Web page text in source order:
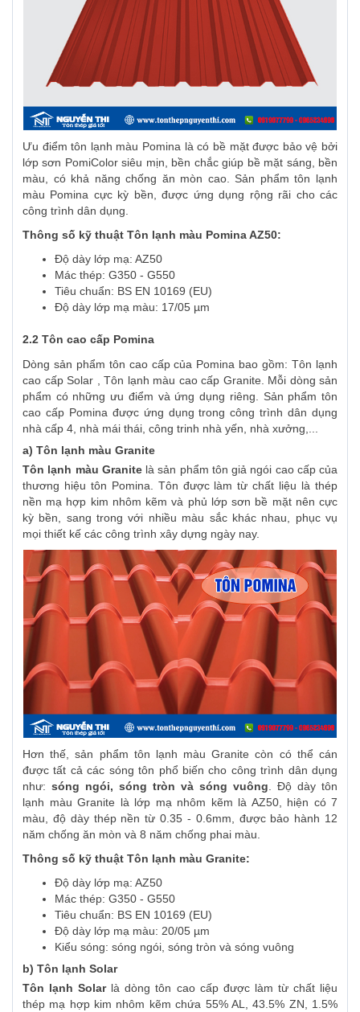
Ưu điểm tôn lạnh màu Pomina là có bề mặt được bảo vệ bởi
lớp sơn PomiColor siêu mịn, bền chắc giúp bề mặt sáng, bền
màu, có khả năng chống ăn mòn cao. Sản phẩm tôn lạnh
màu Pomina cực kỳ bền, được ứng dụng rộng rãi cho các
công trình dân dụng.
Thông số kỹ thuật Tôn lạnh màu Pomina AZ50:
Độ dày lớp mạ: AZ50
Mác thép: G350 - G550
Tiêu chuẩn: BS EN 10169 (EU)
Độ dày lớp mạ màu: 17/05 µm
2.2 Tôn cao cấp Pomina
Dòng sản phẩm tôn cao cấp của Pomina bao gồm: Tôn lạnh
cao cấp Solar , Tôn lạnh màu cao cấp Granite. Mỗi dòng sản
phẩm có những ưu điểm và ứng dụng riêng. Sản phẩm tôn
cao cấp Pomina được ứng dụng trong công trình dân dụng
nhà cấp 4, nhà mái thái, công trinh nhà yến, nhà xưởng,...
a) Tôn lạnh màu Granite
Tôn lạnh màu Granitelà sản phẩm tôn giả ngói cao cấp của
thương hiệu tôn Pomina. Tôn được làm từ chất liệu là thép
nền mạ hợp kim nhôm kẽm và phủ lớp sơn bề mặt nên cực
kỳ bền, sang trong với nhiều màu sắc khác nhau, phục vụ
mọi thiết kế các công trình xây dựng ngày nay.
Hơn thế, sản phẩm tôn lạnh màu Granite còn có thể cán
được tất cả các sóng tôn phổ biến cho công trình dân dụng
như: sóng ngói, sóng tròn và sóng vuông . Độ dày tôn
lạnh màu Granite là lớp mạ nhôm kẽm là AZ50, hiện có 7
màu, độ dày thép nền từ 0.35 - 0.6mm, được bảo hành 12
năm chống ăn mòn và 8 năm chống phai màu.
Thông số kỹ thuật Tôn lạnh màu Granite:
Độ dày lớp mạ: AZ50
Mác thép: G350 - G550
Tiêu chuẩn: BS EN 10169 (EU)
Độ dày lớp mạ màu: 20/05 µm
Kiểu sóng: sóng ngói, sóng tròn và sóng vuông
b) Tôn lạnh Solar
Tôn lạnh Solarlà dòng tôn cao cấp được làm từ chất liệu
thép mạ hợp kim nhôm kẽm chứa 55% AL, 43.5% ZN, 1.5%